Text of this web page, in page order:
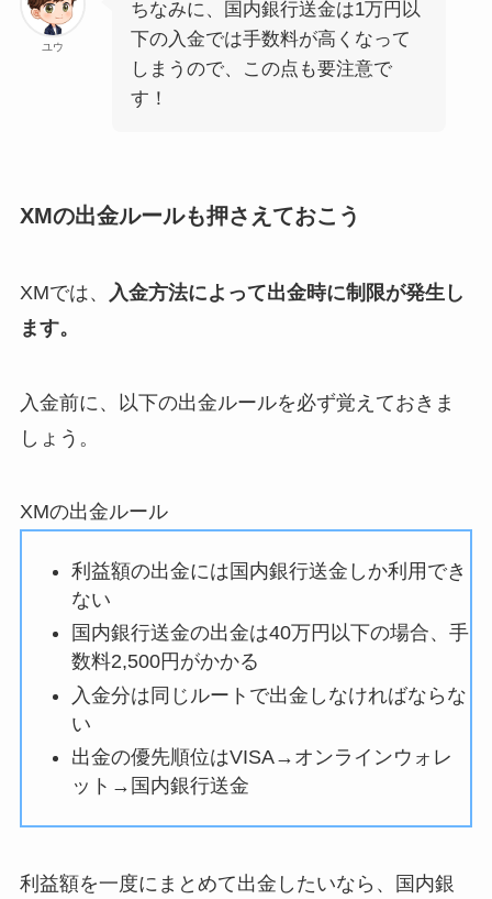
ユウ
ちなみに、国内銀行送金は1万円以
下の入金では手数料が高くなって
しまうので、この点も要注意で
す！
XMの出金ルールも押さえておこう
XMでは、
入金方法によって出金時に制限が発生し
ます。
入金前に、以下の出金ルールを必ず覚えておきま
しょう。
XMの出金ルール
利益額の出金には国内銀行送金しか利用でき
ない
国内銀行送金の出金は40万円以下の場合、手
数料2,500円がかかる
入金分は同じルートで出金しなければならな
い
出金の優先順位はVISA→オンラインウォレ
ット→国内銀行送金
利益額を一度にまとめて出金したいなら、国内銀